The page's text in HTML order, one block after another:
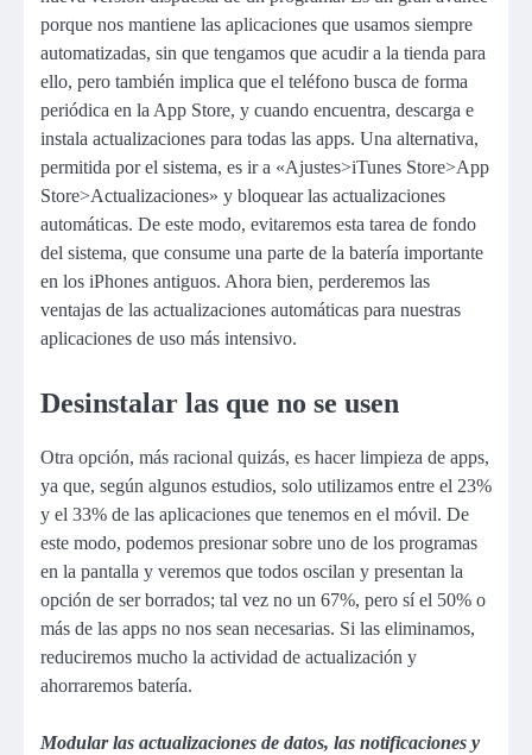
porque nos mantiene las aplicaciones que usamos siempre
automatizadas, sin que tengamos que acudir a la tienda para
ello, pero también implica que el teléfono busca de forma
periódica en la App Store, y cuando encuentra, descarga e
instala actualizaciones para todas las apps. Una alternativa,
permitida por el sistema, es ir a «Ajustes>iTunes Store>App
Store>Actualizaciones» y bloquear las actualizaciones
automáticas. De este modo, evitaremos esta tarea de fondo
del sistema, que consume una parte de la batería importante
en los iPhones antiguos. Ahora bien, perderemos las
ventajas de las actualizaciones automáticas para nuestras
aplicaciones de uso más intensivo.
Desinstalar las que no se usen
Otra opción, más racional quizás, es hacer limpieza de apps,
ya que, según algunos estudios, solo utilizamos entre el 23%
y el 33% de las aplicaciones que tenemos en el móvil. De
este modo, podemos presionar sobre uno de los programas
en la pantalla y veremos que todos oscilan y presentan la
opción de ser borrados; tal vez no un 67%, pero sí el 50% o
más de las apps no nos sean necesarias. Si las eliminamos,
reduciremos mucho la actividad de actualización y
ahorraremos batería.
Modular las actualizaciones de datos, las notificaciones y